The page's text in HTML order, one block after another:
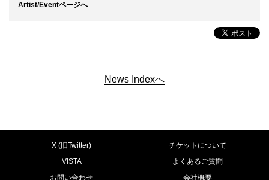
Artist/Eventページへ
News Indexへ
X (旧Twitter)
チケットについて
VISTA
よくあるご質問
お問い合わせ
会社概要